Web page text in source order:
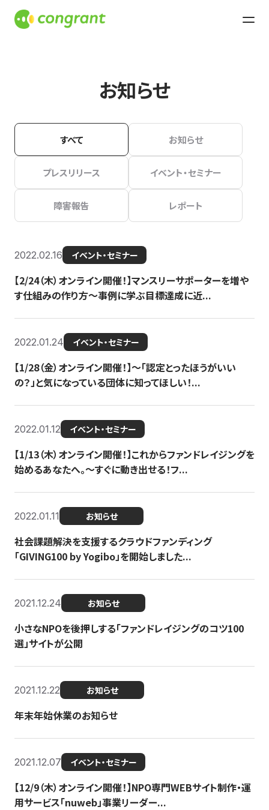
お知らせ
すべて お知らせ
プレスリリース イベント・セミナー
障害報告 レポート
2022.02.16 イベント・セミナー
【2/24（木）オンライン開催！】マンスリーサポーターを増や
す仕組みの作り方〜事例に学ぶ目標達成に近...
2022.01.24 イベント・セミナー
【1/28（金）オンライン開催！】〜「認定とったほうがいい
の？」と気になっている団体に知ってほしい！...
2022.01.12 イベント・セミナー
【1/13（木）オンライン開催！】これからファンドレイジングを
始めるあなたへ。〜すぐに動き出せる！フ...
2022.01.11 お知らせ
社会課題解決を支援するクラウドファンディング
「GIVING100 by Yogibo」を開始しました...
2021.12.24 お知らせ
小さなNPOを後押しする「ファンドレイジングのコツ100
選」サイトが公開
2021.12.22 お知らせ
年末年始休業のお知らせ
2021.12.07 イベント・セミナー
【12/9（木）オンライン開催！】NPO専門WEBサイト制作・運
用サービス「nuweb」事業リーダー...